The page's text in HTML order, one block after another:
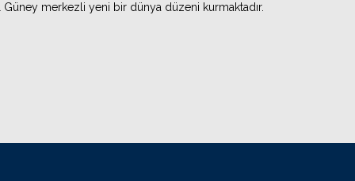
Güney merkezli yeni bir dünya düzeni kurmaktadır.